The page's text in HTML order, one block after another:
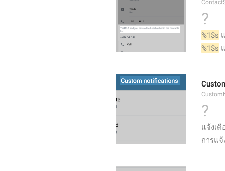
?
%1$s
%1$s
?
แจ้งเตื
การแ